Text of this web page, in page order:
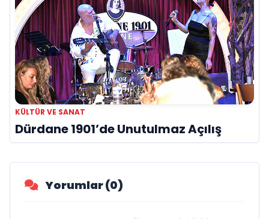
KÜLTÜR VE SANAT
Dürdane 1901’de Unutulmaz Açılış
Yorumlar (0)